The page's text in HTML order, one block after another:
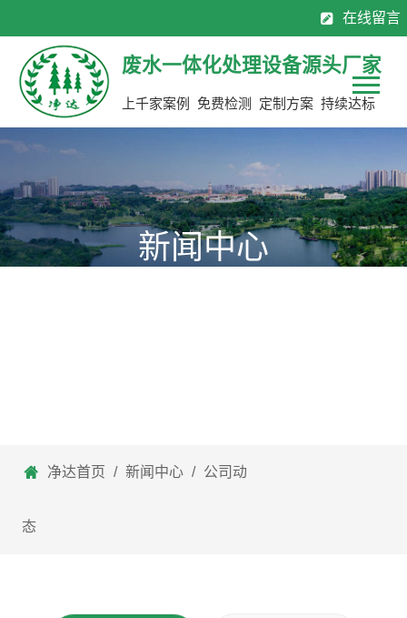
新闻中心
废水一体化处理设备源头厂家
上千家案例 免费检测 定制方案 持续达标
在线留言
全国服务热线： 130-7137 0883 0769-8113 2565
净达首页 / 新闻中心 / 公司动
态